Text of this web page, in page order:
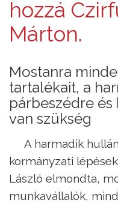
hozzá
Márton.
Mostanra
tartalékait, a
párbeszédre
van szükség
A harmadik
kormányzati
László elmondta,
munkavállalók,